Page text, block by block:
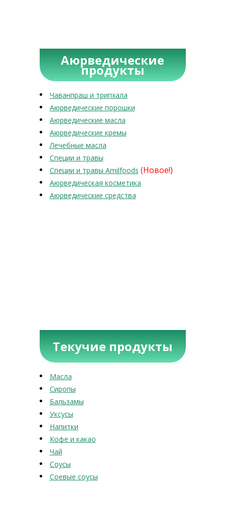
Аюрведические
продукты
Чаванпраш и трипхала
Аюрведические порошки
Аюрведические масла
Аюрведические кремы
Лечебные масла
Специи и травы
Специи и травы Amilfoods (Новое!)
Аюрведическая косметика
Аюрведические средства
Текучие продукты
Масла
Сиропы
Бальзамы
Уксусы
Напитки
Кофе и какао
Чай
Соусы
Соевые соусы